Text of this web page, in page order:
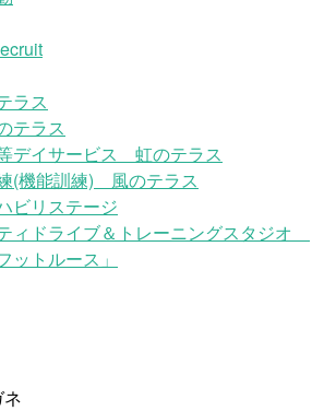
ラス
テラス
デイサービス 虹のテラス
(機能訓練) 風のテラス
ビリステージ
ィドライブ＆トレーニングスタジオ
ットルース」